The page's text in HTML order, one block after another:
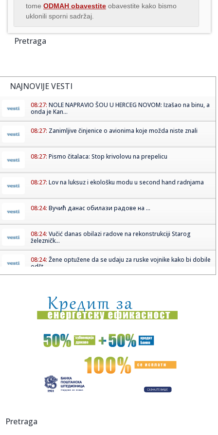
tome ODMAH obavestite obavestite kako bismo
uklonili sporni sadržaj.
Pretraga
NAJNOVIJE VESTI
08:27: NOLE NAPRAVIO ŠOU U HERCEG NOVOM: Izašao na binu, a
onda je Kan...
08:27: Zanimljive činjenice o avionima koje možda niste znali
08:27: Pismo čitalaca: Stop krivolovu na prepelicu
08:27: Lov na luksuz i ekološku modu u second hand radnjama
08:24: Вучић данас обилази радове на ...
08:24: Vučić danas obilazi radove na rekonstrukciji Starog
železničk...
08:24: Žene optužene da se udaju za ruske vojnike kako bi dobile
odšt...
08:18:Republika Srpska bilježi pad inflacije, šta nas očekuje u
dalj...
08:18:Fidan: Sporazum Turske, Pakistana i S. Arabije isti kao
NATO spor...
Sombor: Deo Sombora 11. avgusta bez struje
08:18:Od De Pola za Mesija – dirljiv trenutak u Majamiju VIDEO
zahvat...
Pretraga